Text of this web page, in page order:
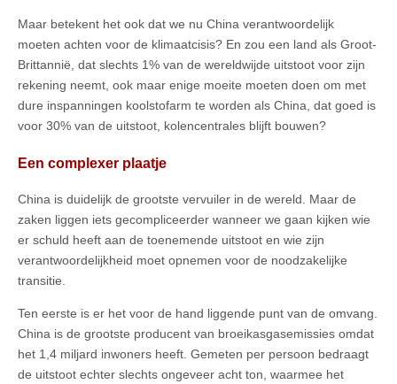
Maar betekent het ook dat we nu China verantwoordelijk
moeten achten voor de klimaatcisis? En zou een land als Groot-
Brittannië, dat slechts 1% van de wereldwijde uitstoot voor zijn
rekening neemt, ook maar enige moeite moeten doen om met
dure inspanningen koolstofarm te worden als China, dat goed is
voor 30% van de uitstoot, kolencentrales blijft bouwen?
Een complexer plaatje
China is duidelijk de grootste vervuiler in de wereld. Maar de
zaken liggen iets gecompliceerder wanneer we gaan kijken wie
er schuld heeft aan de toenemende uitstoot en wie zijn
verantwoordelijkheid moet opnemen voor de noodzakelijke
transitie.
Ten eerste is er het voor de hand liggende punt van de omvang.
China is de grootste producent van broeikasgasemissies omdat
het 1,4 miljard inwoners heeft. Gemeten per persoon bedraagt ​​
de uitstoot echter slechts ongeveer acht ton, waarmee het